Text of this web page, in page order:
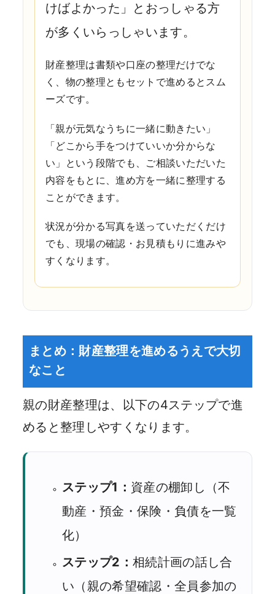
けばよかった」とおっしゃる方
が多くいらっしゃいます。
財産整理は書類や口座の整理だけでな
く、物の整理ともセットで進めるとスム
ーズです。
「親が元気なうちに一緒に動きたい」
「どこから手をつけていいか分からな
い」という段階でも、ご相談いただいた
内容をもとに、進め方を一緒に整理する
ことができます。
状況が分かる写真を送っていただくだけ
でも、現場の確認・お見積もりに進みや
すくなります。
まとめ：財産整理を進めるうえで大切
なこと
親の財産整理は、以下の4ステップで進
めると整理しやすくなります。
ステップ1： 資産の棚卸し（不
動産・預金・保険・負債を一覧
化）
ステップ2：相続計画の話し合
い（親の希望確認・全員参加の